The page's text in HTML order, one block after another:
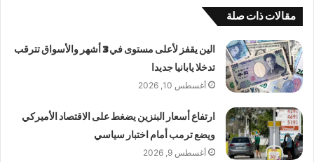
مقالات ذات صلة
الين يقفز لأعلى مستوى في 3 أشهر والأسواق تترقب
تدخلا يابانيا جديدا
أغسطس 10, 2026
ارتفاع أسعار البنزين يضغط على الاقتصاد الأميركي
ويضع ترمب أمام اختبار سياسي
أغسطس 9, 2026